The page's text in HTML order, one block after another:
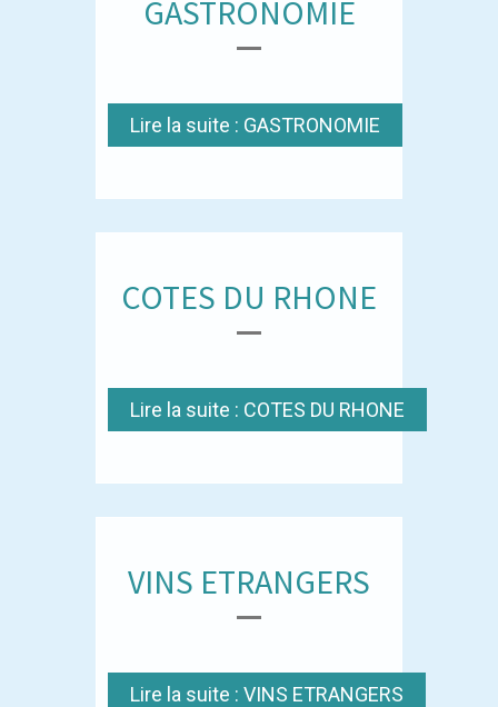
GASTRONOMIE
Lire la suite : GASTRONOMIE
COTES DU RHONE
Lire la suite : COTES DU RHONE
VINS ETRANGERS
Lire la suite : VINS ETRANGERS